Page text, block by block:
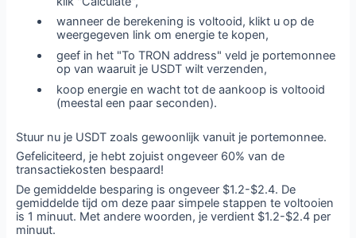
wanneer de berekening is voltooid, klikt u op de
weergegeven link om energie te kopen,
geef in het "To TRON address" veld je portemonnee
op van waaruit je USDT wilt verzenden,
koop energie en wacht tot de aankoop is voltooid
(meestal een paar seconden).
Stuur nu je USDT zoals gewoonlijk vanuit je portemonnee.
Gefeliciteerd, je hebt zojuist ongeveer 60% van de
transactiekosten bespaard!
De gemiddelde besparing is ongeveer $1.2-$2.4. De
gemiddelde tijd om deze paar simpele stappen te voltooien
is 1 minuut. Met andere woorden, je verdient $1.2-$2.4 per
minuut.